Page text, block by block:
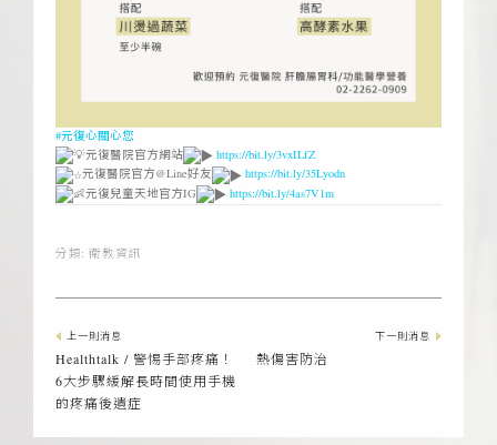
#元復心關心您
元復醫院官方網站
https://bit.ly/3vxILfZ
元復醫院官方@Line好友
https://bit.ly/35Lyodn
元復兒童天地官方IG
https://bit.ly/4as7V1m
分類:衛教資訊
上一則消息
Healthtalk / 警惕手部疼痛！
6大步驟緩解長時間使用手機
的疼痛後遺症
下一則消息
熱傷害防治